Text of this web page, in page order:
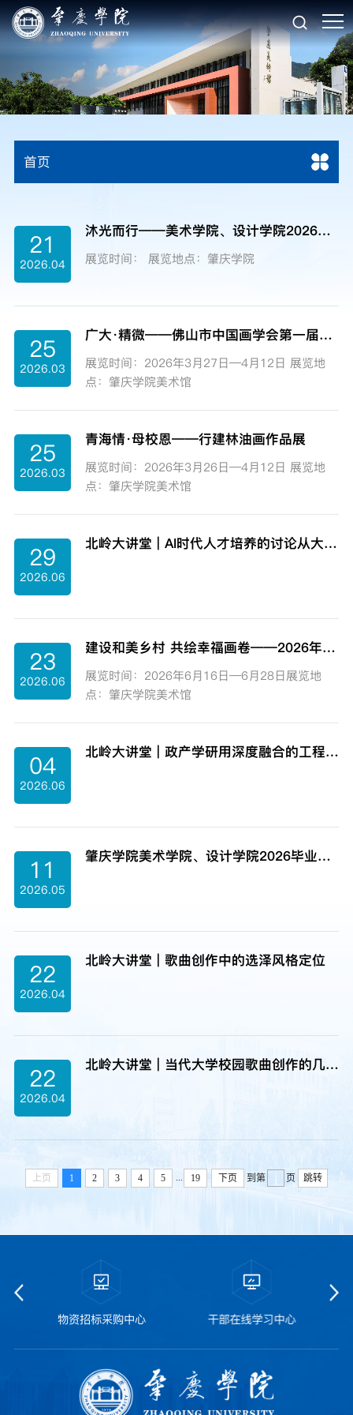
首页
21
2026.04
沐光而行——美术学院、设计学院2026毕业创作/设计成果展
展览时间： 展览地点：肇庆学院
25
2026.03
广大·精微——佛山市中国画学会第一届双年展（肇庆站）
展览时间：2026年3月27日—4月12日 展览地
点：肇庆学院美术馆
25
2026.03
青海情·母校恩——行建林油画作品展
展览时间：2026年3月26日—4月12日 展览地
点：肇庆学院美术馆
29
2026.06
北岭大讲堂 | AI时代人才培养的讨论从大模型训练到学科教育
23
2026.06
建设和美乡村 共绘幸福画卷——2026年肇庆市“百千万工程”主题女性书画作品展
展览时间：2026年6月16日—6月28日展览地
点：肇庆学院美术馆
04
2026.06
北岭大讲堂 | 政产学研用深度融合的工程实践与思考
11
2026.05
肇庆学院美术学院、设计学院2026毕业创作/设计成果展
22
2026.04
北岭大讲堂 | 歌曲创作中的选泽风格定位
22
2026.04
北岭大讲堂 | 当代大学校园歌曲创作的几点思考
上页 1 2 3 4 5 ... 19 下页 到第 页 跳转
物资招标采购中心 干部在线学习中心